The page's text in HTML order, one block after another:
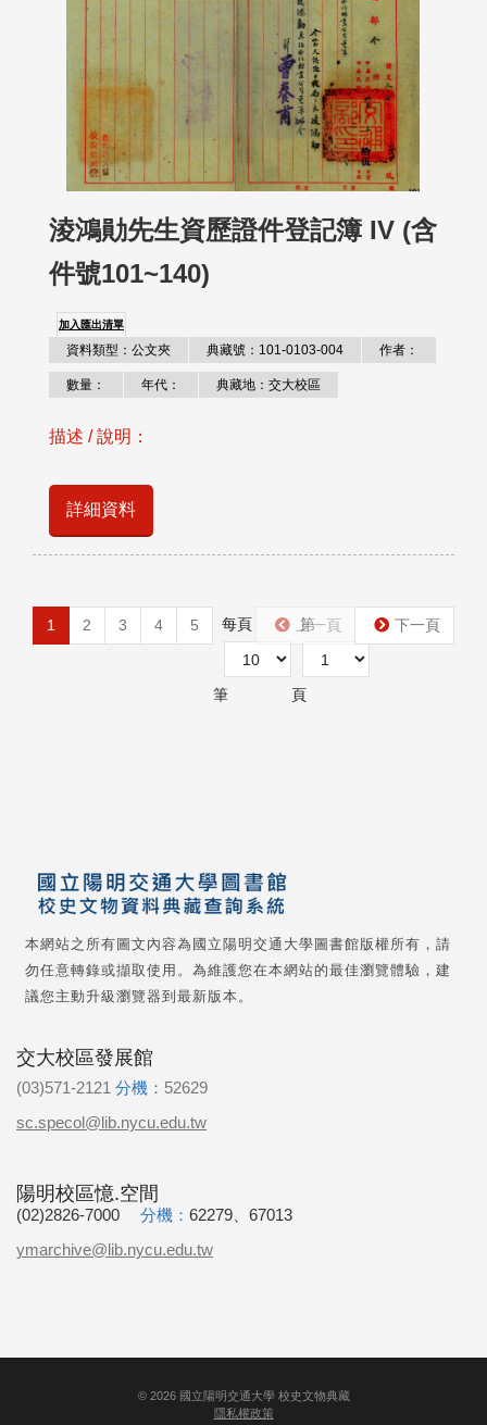
淩鴻勛先生資歷證件登記簿 IV (含
件號101~140)
加入匯出清單
資料類型：公文夾 典藏號：101-0103-004 作者：
數量： 年代： 典藏地：交大校區
描述 / 說明：
詳細資料
1 2 3 4 5 每頁
筆
第
頁
上一頁 下一頁
本網站之所有圖文內容為國立陽明交通大學圖書館版權所有，請
勿任意轉錄或擷取使用。為維護您在本網站的最佳瀏覽體驗，建
議您主動升級瀏覽器到最新版本。
交大校區發展館
(03)571-2121 分機： 52629
sc.specol@lib.nycu.edu.tw
陽明校區憶.空間
(02)2826-7000 分機： 62279、67013
ymarchive@lib.nycu.edu.tw
© 2026國立陽明交通大學 校史文物典藏
隱私權政策